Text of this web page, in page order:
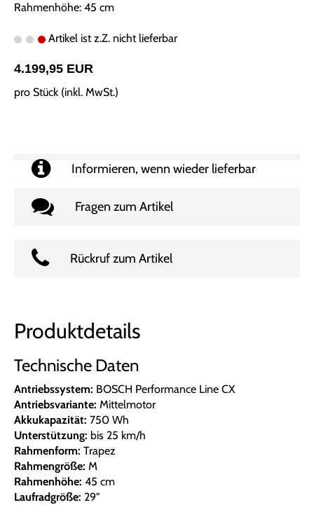
Rahmenhöhe: 45 cm
Artikel ist z.Z. nicht lieferbar
4.199,95 EUR
pro Stück (inkl. MwSt.)
Informieren, wenn wieder lieferbar
Fragen zum Artikel
Rückruf zum Artikel
Produktdetails
Technische Daten
Antriebssystem: BOSCH Performance Line CX
Antriebsvariante: Mittelmotor
Akkukapazität: 750 Wh
Unterstützung: bis 25 km/h
Rahmenform: Trapez
Rahmengröße: M
Rahmenhöhe: 45 cm
Laufradgröße: 29"